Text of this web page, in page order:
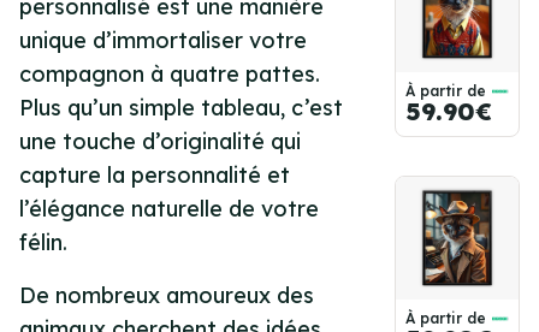
personnalisé est une manière
unique d’immortaliser votre
compagnon à quatre pattes.
Plus qu’un simple tableau, c’est
une touche d’originalité qui
capture la personnalité et
l’élégance naturelle de votre
félin.
De nombreux amoureux des
À partir de
59.90€
À partir de